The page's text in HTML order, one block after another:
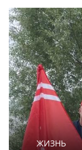
ЖИЗНЬ